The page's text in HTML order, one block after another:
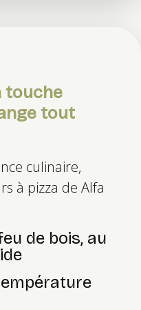
touche
tout
culinaire,
à pizza de Alfa
de bois, au